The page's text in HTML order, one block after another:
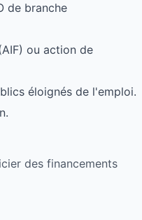
de branche
ou action de
éloignés de l'emploi.
des financements